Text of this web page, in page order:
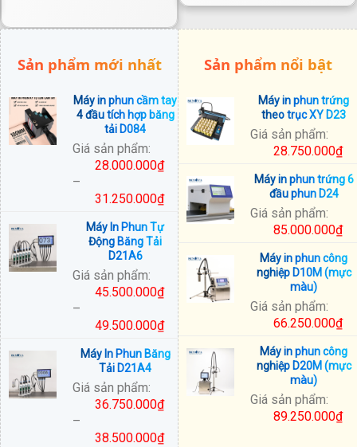
Sản phẩm mới nhất
Máy in phun cầm tay
4 đầu tích hợp băng
tải D084
Giá sản phẩm:
28.000.000₫
–
31.250.000₫
giá:
28.000.000₫
đến
31.250.000₫
Máy In Phun Tự
Động Băng Tải
D21A6
Giá sản phẩm:
45.500.000₫
–
49.500.000₫
giá:
45.500.000₫
49.500.000₫
Máy In Phun Băng
Tải D21A4
Giá sản phẩm:
36.750.000₫
–
38.500.000₫
Sản phẩm nổi bật
Máy in phun trứng
theo trục XY D23
Giá sản phẩm:
28.750.000₫
Máy in phun trứng 6
đầu phun D24
Giá sản phẩm:
85.000.000₫
Máy in phun công
nghiệp D10M (mực
màu)
Giá sản phẩm:
66.250.000₫
Máy in phun công
nghiệp D20M (mực
màu)
Giá sản phẩm:
89.250.000₫